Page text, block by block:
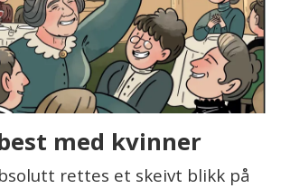
med kvinner
rettes et skeivt blikk på